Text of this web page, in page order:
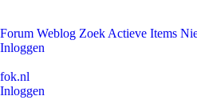
Forum Weblog Zoek Actieve Items
Inloggen
fok.nl
Inloggen